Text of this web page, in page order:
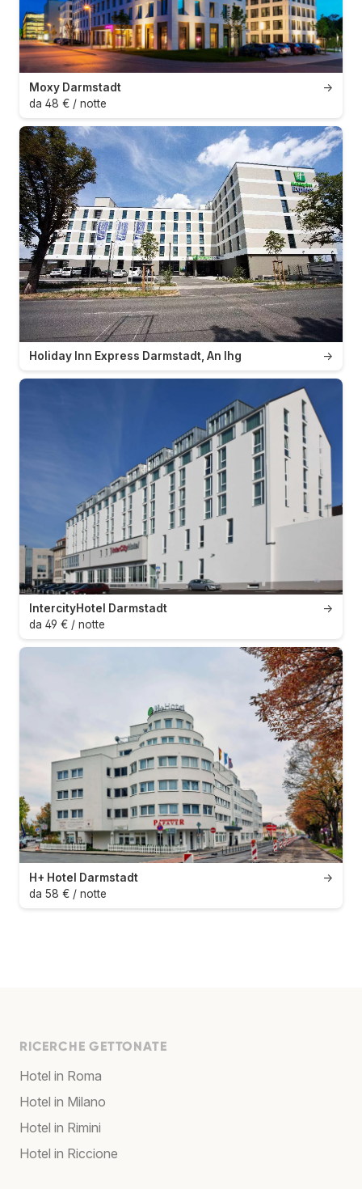
→
Moxy Darmstadt
da 48 € / notte
→
Holiday Inn Express Darmstadt, An Ihg
→
IntercityHotel Darmstadt
da 49 € / notte
→
H+ Hotel Darmstadt
da 58 € / notte
RICERCHE GETTONATE
Hotel in Roma
Hotel in Milano
Hotel in Rimini
Hotel in Riccione